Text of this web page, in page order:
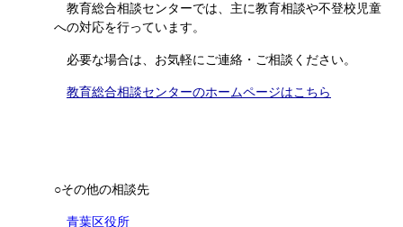
教育総合相談センターでは、主に教育相談や不登校児童
への対応を行っています。
必要な場合は、お気軽にご連絡・ご相談ください。
教育総合相談センターのホームページはこちら
○その他の相談先
青葉区役所